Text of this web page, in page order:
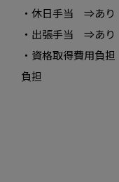
・休日手当 ⇒あり
・出張手当 ⇒あり
・資格取得費用負
負担